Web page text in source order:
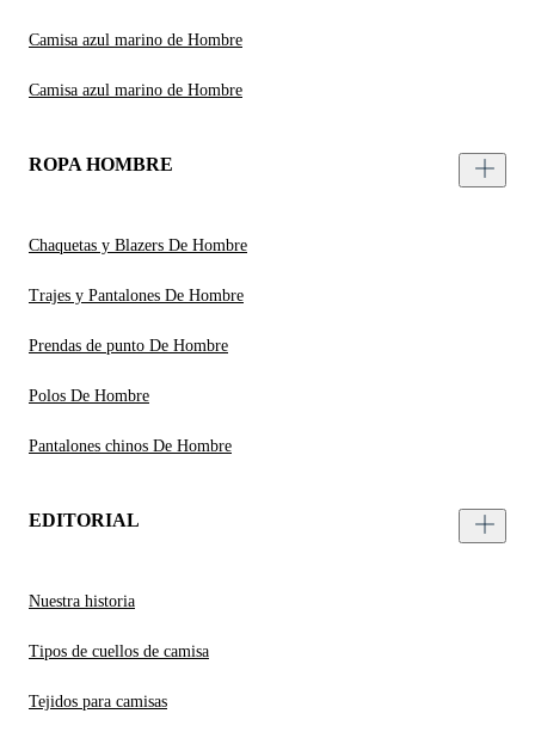
Camisa azul marino de Hombre
Camisa azul marino de Hombre
ROPA HOMBRE
Chaquetas y Blazers De Hombre
Trajes y Pantalones De Hombre
Prendas de punto De Hombre
Polos De Hombre
Pantalones chinos De Hombre
EDITORIAL
Nuestra historia
Tipos de cuellos de camisa
Tejidos para camisas